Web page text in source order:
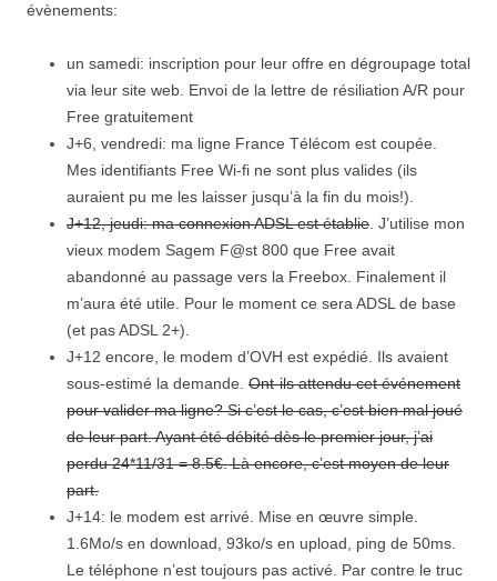
évènements:
un samedi: inscription pour leur offre en dégroupage total
via leur site web. Envoi de la lettre de résiliation A/R pour
Free gratuitement
J+6, vendredi: ma ligne France Télécom est coupée.
Mes identifiants Free Wi-fi ne sont plus valides (ils
auraient pu me les laisser jusqu’à la fin du mois!).
J+12, jeudi: ma connexion ADSL est établie . J’utilise mon
vieux modem Sagem F@st 800 que Free avait
abandonné au passage vers la Freebox. Finalement il
m’aura été utile. Pour le moment ce sera ADSL de base
(et pas ADSL 2+).
J+12 encore, le modem d’OVH est expédié. Ils avaient
sous-estimé la demande. Ont-ils attendu cet événement
pour valider ma ligne? Si c’est le cas, c’est bien mal joué
de leur part. Ayant été débité dès le premier jour, j’ai
perdu 24*11/31 = 8.5€. Là encore, c’est moyen de leur
part.
J+14: le modem est arrivé. Mise en œuvre simple.
1.6Mo/s en download, 93ko/s en upload, ping de 50ms.
Le téléphone n’est toujours pas activé. Par contre le truc